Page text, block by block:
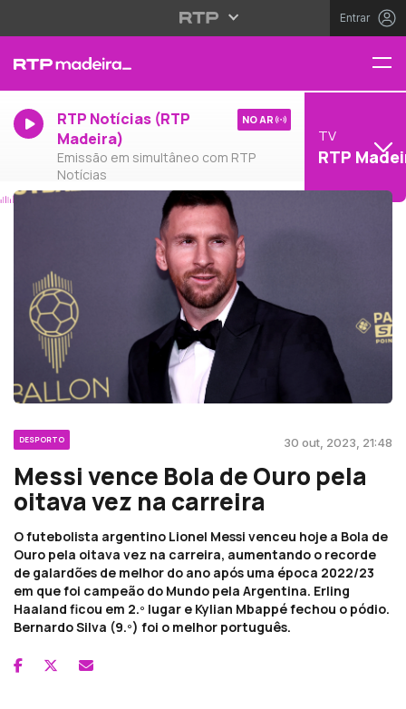
Entrar
RTP Notícias (RTP
Madeira)
Emissão em simultâneo com RTP
Notícias
NO AR
TV
RTP
DESPORTO 30 out, 2023, 21:48
Messi vence Bola de Ouro pela
oitava vez na carreira
O futebolista argentino Lionel Messi venceu hoje a Bola de
Ouro pela oitava vez na carreira, aumentando o recorde
de galardões de melhor do ano após uma época 2022/23
em que foi campeão do Mundo pela Argentina. Erling
Haaland ficou em 2.º lugar e Kylian Mbappé fechou o pódio.
Bernardo Silva (9.º) foi o melhor português.